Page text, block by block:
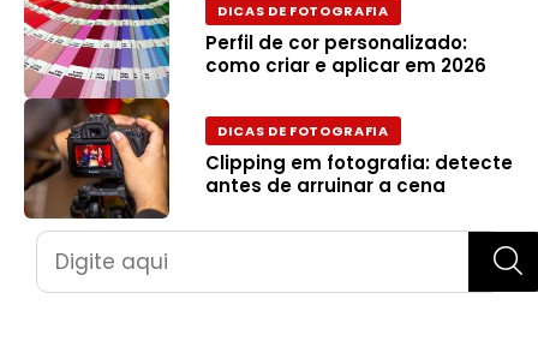
DICAS DE FOTOGRAFIA
Perfil de cor personalizado:
como criar e aplicar em 2026
DICAS DE FOTOGRAFIA
Clipping em fotografia: detecte
antes de arruinar a cena
Pesquisar